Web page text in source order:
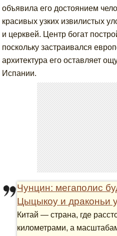
объявила его достоянием
красивых узких извилистых
и церквей. Центр богат
поскольку застраивался
архитектура его оставляет
Испании.
Чунцин: мегаполис
Цыцыкоу и драконьи
Китай — страна, где
километрами, а